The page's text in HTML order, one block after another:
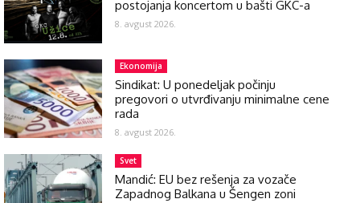
postojanja koncertom u bašti GKC-a
8. avgust 2026.
Ekonomija
Sindikat: U ponedeljak počinju
pregovori o utvrđivanju minimalne cene
rada
8. avgust 2026.
Svet
Mandić: EU bez rešenja za vozače
Zapadnog Balkana u Šengen zoni